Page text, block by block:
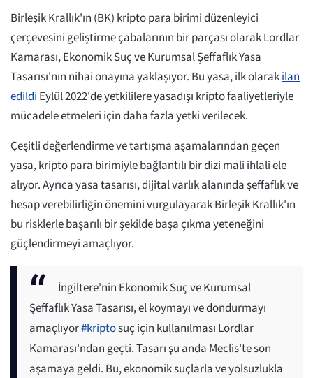
Birleşik Krallık'ın (BK) kripto para birimi düzenleyici
çerçevesini geliştirme çabalarının bir parçası olarak Lordlar
Kamarası, Ekonomik Suç ve Kurumsal Şeffaflık Yasa
Tasarısı'nın nihai onayına yaklaşıyor. Bu yasa, ilk olarakilan
edildi Eylül 2022'de yetkililere yasadışı kripto faaliyetleriyle
mücadele etmeleri için daha fazla yetki verilecek.
Çeşitli değerlendirme ve tartışma aşamalarından geçen
yasa, kripto para birimiyle bağlantılı bir dizi mali ihlali ele
alıyor. Ayrıca yasa tasarısı, dijital varlık alanında şeffaflık ve
hesap verebilirliğin önemini vurgulayarak Birleşik Krallık'ın
bu risklerle başarılı bir şekilde başa çıkma yeteneğini
güçlendirmeyi amaçlıyor.
İngiltere'nin Ekonomik Suç ve Kurumsal
Şeffaflık Yasa Tasarısı, el koymayı ve dondurmayı
amaçlıyor#kriptosuç için kullanılması Lordlar
Kamarası'ndan geçti. Tasarı şu anda Meclis'te son
aşamaya geldi. Bu, ekonomik suçlarla ve yolsuzlukla